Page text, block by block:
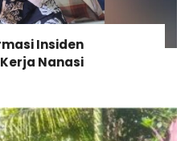
Insiden
Nanasi